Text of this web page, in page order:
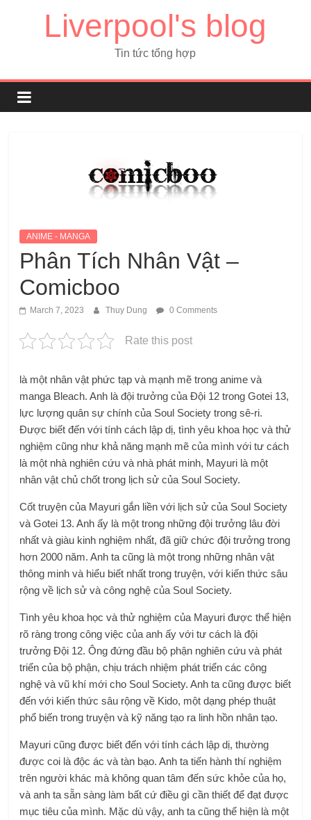
Liverpool's blog
Tin tức tổng hợp
ANIME - MANGA
Phân Tích Nhân Vật –
Comicboo
March 7, 2023 Thuy Dung 0 Comments
Rate this post
là một nhân vật phức tạp và mạnh mẽ trong anime và
manga Bleach. Anh là đội trưởng của Đội 12 trong Gotei 13,
lực lượng quân sự chính của Soul Society trong sê-ri.
Được biết đến với tính cách lập dị, tình yêu khoa học và thử
nghiệm cũng như khả năng mạnh mẽ của mình với tư cách
là một nhà nghiên cứu và nhà phát minh, Mayuri là một
nhân vật chủ chốt trong lịch sử của Soul Society.
Cốt truyện của Mayuri gắn liền với lịch sử của Soul Society
và Gotei 13. Anh ấy là một trong những đội trưởng lâu đời
nhất và giàu kinh nghiệm nhất, đã giữ chức đội trưởng trong
hơn 2000 năm. Anh ta cũng là một trong những nhân vật
thông minh và hiểu biết nhất trong truyện, với kiến ​​thức sâu
rộng về lịch sử và công nghệ của Soul Society.
Tình yêu khoa học và thử nghiệm của Mayuri được thể hiện
rõ ràng trong công việc của anh ấy với tư cách là đội
trưởng Đội 12. Ông đứng đầu bộ phận nghiên cứu và phát
triển của bộ phận, chịu trách nhiệm phát triển các công
nghệ và vũ khí mới cho Soul Society. Anh ta cũng được biết
đến với kiến ​​​​thức sâu rộng về Kido, một dạng phép thuật
phổ biến trong truyện và kỹ năng tạo ra linh hồn nhân tạo.
Mayuri cũng được biết đến với tính cách lập dị, thường
được coi là độc ác và tàn bạo. Anh ta tiến hành thí nghiệm
trên người khác mà không quan tâm đến sức khỏe của họ,
và anh ta sẵn sàng làm bất cứ điều gì cần thiết để đạt được
mục tiêu của mình. Mặc dù vậy, anh ta cũng thể hiện là một